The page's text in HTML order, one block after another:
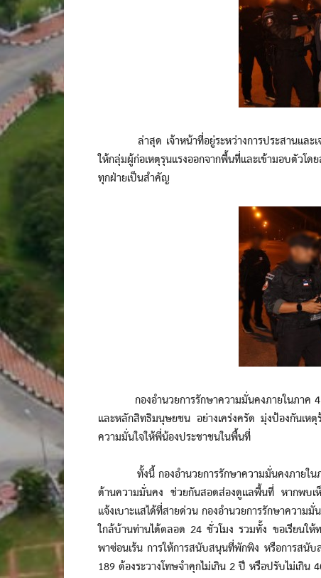
ล่าสุด เจ้าหน้าที่อยู่ระหว่างการประสานและเจ
ให้กลุ่มผู้ก่อเหตุรุนแรงออกจากพื้นที่และเข้ามอบตัว
ทุกฝ่ายเป็นสำคัญ
กองอำนวยการรักษาความมั่นคงภายในภาค 4
และหลักสิทธิมนุษยชน อย่างเคร่งครัด มุ่งป้องกันเ
ความมั่นใจให้พี่น้องประชาชนในพื้นที่
ทั้งนี้ กองอำนวยการรักษาความมั่นคงภายในภ
ด้านความมั่นคง ช่วยกันสอดส่องดูแลพื้นที่ หากพบเ
แจ้งเบาะแสได้ที่สายด่วน กองอำนวยการรักษาควา
ใกล้บ้านท่านได้ตลอด 24 ชั่วโมง รวมทั้ง ขอเรียนใ
พาซ่อนเร้น การให้การสนับสนุนที่พักพิง หรือการสนั
189 ต้องระวางโทษจำคุกไม่เกิน 2 ปี หรือปรับไม่เกิ